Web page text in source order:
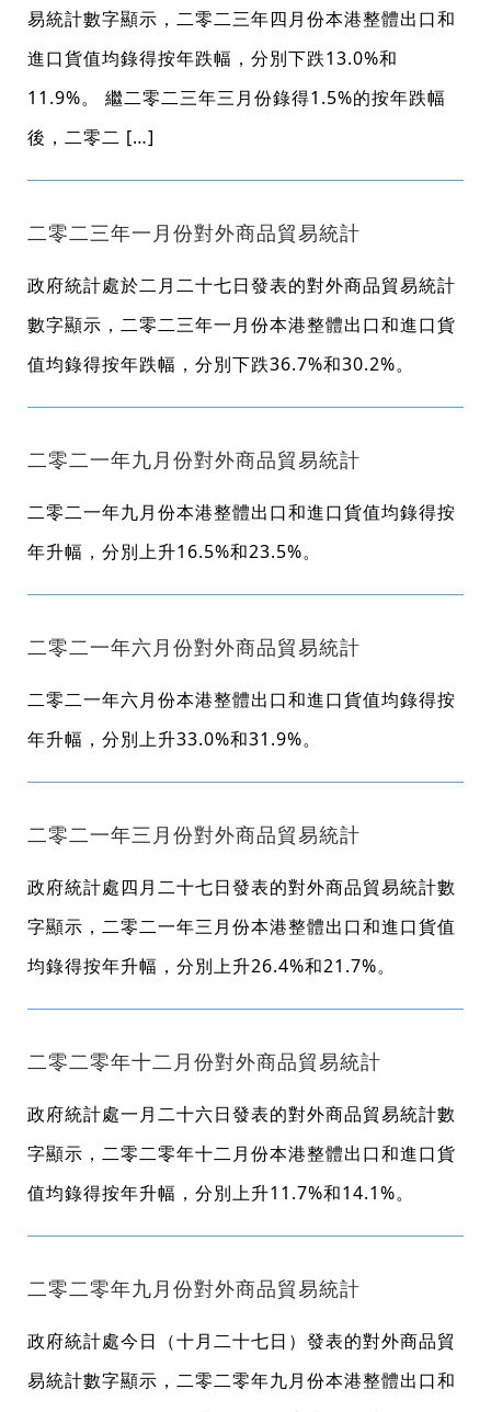
易統計數字顯示，二零二三年四月份本港整體出口和
進口貨值均錄得按年跌幅，分別下跌13.0%和
11.9%。 繼二零二三年三月份錄得1.5%的按年跌幅
後，二零二 […]
二零二三年一月份對外商品貿易統計
政府統計處於二月二十七日發表的對外商品貿易統計
數字顯示，二零二三年一月份本港整體出口和進口貨
值均錄得按年跌幅，分別下跌36.7%和30.2%。
二零二一年九月份對外商品貿易統計
二零二一年九月份本港整體出口和進口貨值均錄得按
年升幅，分別上升16.5%和23.5%。
​二零二一年六月份對外商品貿易統計
二零二一年六月份本港整體出口和進口貨值均錄得按
年升幅，分別上升33.0%和31.9%。
二零二一年三月份對外商品貿易統計
政府統計處四月二十七日發表的對外商品貿易統計數
字顯示，二零二一年三月份本港整體出口和進口貨值
均錄得按年升幅，分別上升26.4%和21.7%。
二零二零年十二月份對外商品貿易統計
政府統計處一月二十六日發表的對外商品貿易統計數
字顯示，二零二零年十二月份本港整體出口和進口貨
值均錄得按年升幅，分別上升11.7%和14.1%。
二零二零年九月份對外商品貿易統計
政府統計處今日（十月二十七日）發表的對外商品貿
易統計數字顯示，二零二零年九月份本港整體出口和